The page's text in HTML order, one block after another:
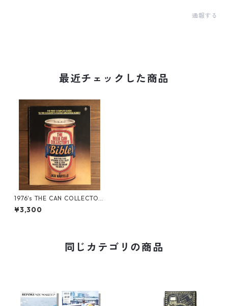
通報する
最近チェックした商品
1976's THE CAN COLLECTO
R'S BIBLE
¥3,300
同じカテゴリの商品